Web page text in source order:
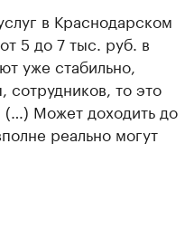
в Краснодарском
5 до 7 тыс. руб. в
уже стабильно,
то это
Может доходить до
реально могут